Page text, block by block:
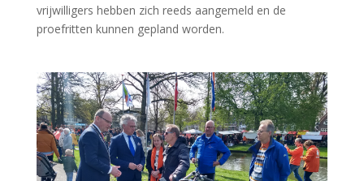
vrijwilligers hebben zich reeds aangemeld en de
proefritten kunnen gepland worden.